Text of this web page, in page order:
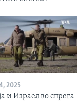
2025
и Израел во спрега